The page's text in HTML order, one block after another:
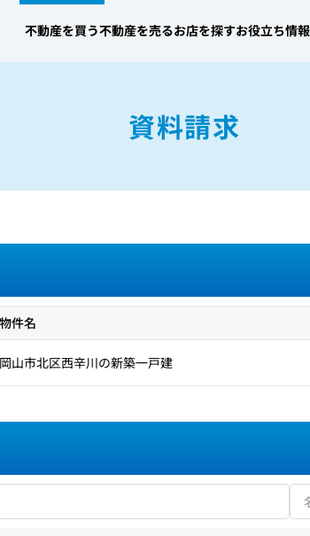
不動産を買う不動産を売るお店を探すお役立ち情報
資料請求
物件名
岡山市北区西辛川の新築一戸建